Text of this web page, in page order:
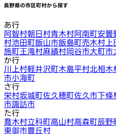
長野県の市区町村から探す
あ行
阿智村朝日村青木村阿南町安曇
村池田町飯山市飯島町売木村
施町王滝村麻績村岡谷市大町市
か行
川上村軽井沢町木島平村北相木
市小海町
さ行
栄村坂城町佐久穂町佐久市下條
市諏訪市
た行
喬木村立科町高山村高森町辰野
東御市豊丘村